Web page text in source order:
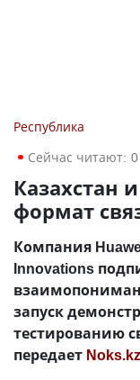
Республика
Сейчас читают: 0
Казахстан
формат
Компания
Innovations
запуск
тестированию
передает Noks.kz